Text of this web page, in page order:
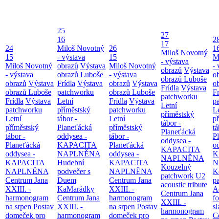
24
15
Miloš Novotný
- výstava
obrazů Výstava
obrazů Luboše
Frídla Výstava
patchworku
Letní
příměstský
tábor -
Planeťácká
oddysea -
KAPACITA
NAPLNĚNA
Centrum Jana
XXIII. -
harmonogram
na srpen Postav
domeček pro
25
16
Miloš Novotný
- výstava
obrazů Výstava
obrazů Luboše
Frídla Výstava
patchworku
Letní
příměstský
tábor -
Planeťácká
oddysea -
KAPACITA
NAPLNĚNA
Hudební
podvečer s
Duem
KaMarádky
Centrum Jana
XXIII. -
harmonogram
26
15
Miloš Novotný
- výstava
obrazů Výstava
obrazů Luboše
Frídla Výstava
patchworku
Letní
příměstský
tábor -
Planeťácká
oddysea -
KAPACITA
NAPLNĚNA
Centrum Jana
XXIII. -
harmonogram
na srpen Postav
domeček pro
27
17
Miloš Novotný
- výstava
obrazů Výstava
obrazů Luboše
Frídla Výstava
patchworku
Letní
příměstský
tábor -
Planeťácká
oddysea -
KAPACITA
NAPLNĚNA
Kouzelný
patchwork U2
acoustic tribute
Centrum Jana
XXIII. -
harmonogram
-